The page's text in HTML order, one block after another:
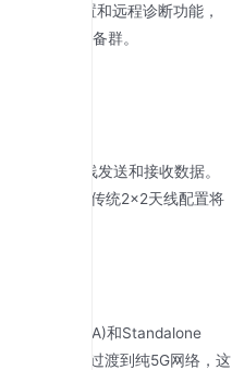
零接触配置和远程诊断功能，
管理全球设备群。
重要？
用四根天线发送和接收数据。
，并可相较传统2×2天线配置将
(NSA)和Standalone
的5G网络过渡到纯5G网络，这